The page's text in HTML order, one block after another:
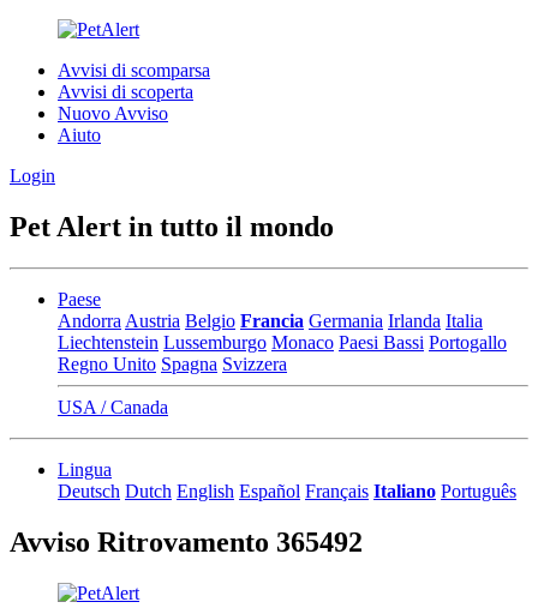
Avvisi di scomparsa
Avvisi di scoperta
Nuovo Avviso
Aiuto
Login
Pet Alert in tutto il mondo
Paese
Andorra Austria Belgio Francia Germania Irlanda Italia
Liechtenstein Lussemburgo Monaco Paesi Bassi Portogallo
Regno Unito Spagna Svizzera
USA / Canada
Lingua
Deutsch Dutch English Español Français Italiano Português
Avviso Ritrovamento 365492